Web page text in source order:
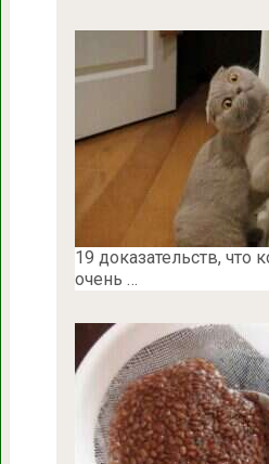
19 доказательств, что
очень …